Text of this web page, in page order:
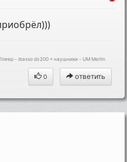
- ibasso dx200 + наушники - UM Merlin
0 ответить